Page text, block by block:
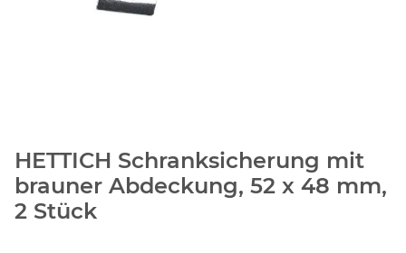
HETTICH Schranksicherung mit
brauner Abdeckung, 52 x 48 mm,
2 Stück